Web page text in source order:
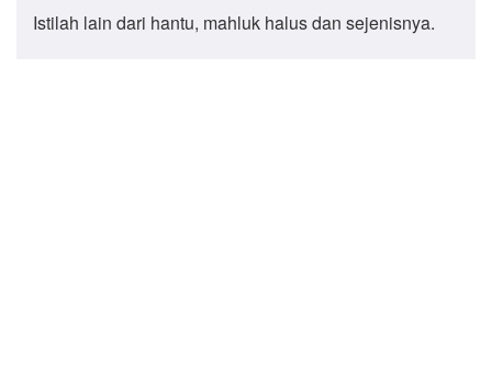
Istilah lain dari hantu, mahluk halus dan sejenisnya.